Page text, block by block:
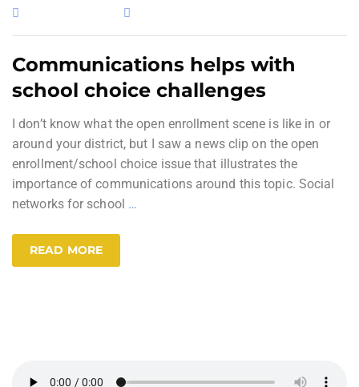
Communications helps with
school choice challenges
I don’t know what the open enrollment scene is like in or
around your district, but I saw a news clip on the open
enrollment/school choice issue that illustrates the
importance of communications around this topic. Social
networks for school …
READ MORE